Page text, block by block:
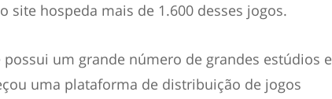
site hospeda mais de 1.600 desses jogos.
um grande número de grandes estúdios e
uma plataforma de distribuição de jogos